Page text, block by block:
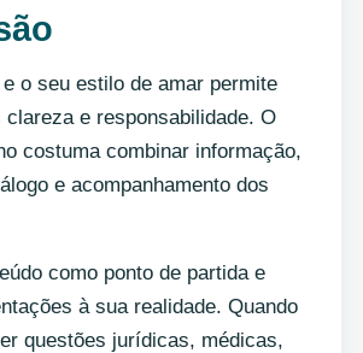
o seu estilo de amar permite
e responsabilidade. O
costuma combinar informação,
e acompanhamento dos
como ponto de partida e
à sua realidade. Quando
questões jurídicas, médicas,